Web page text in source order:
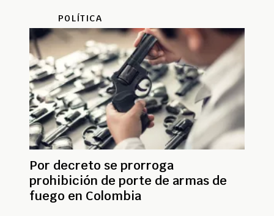
POLÍTICA
Por decreto se prorroga
prohibición de porte de armas de
fuego en Colombia